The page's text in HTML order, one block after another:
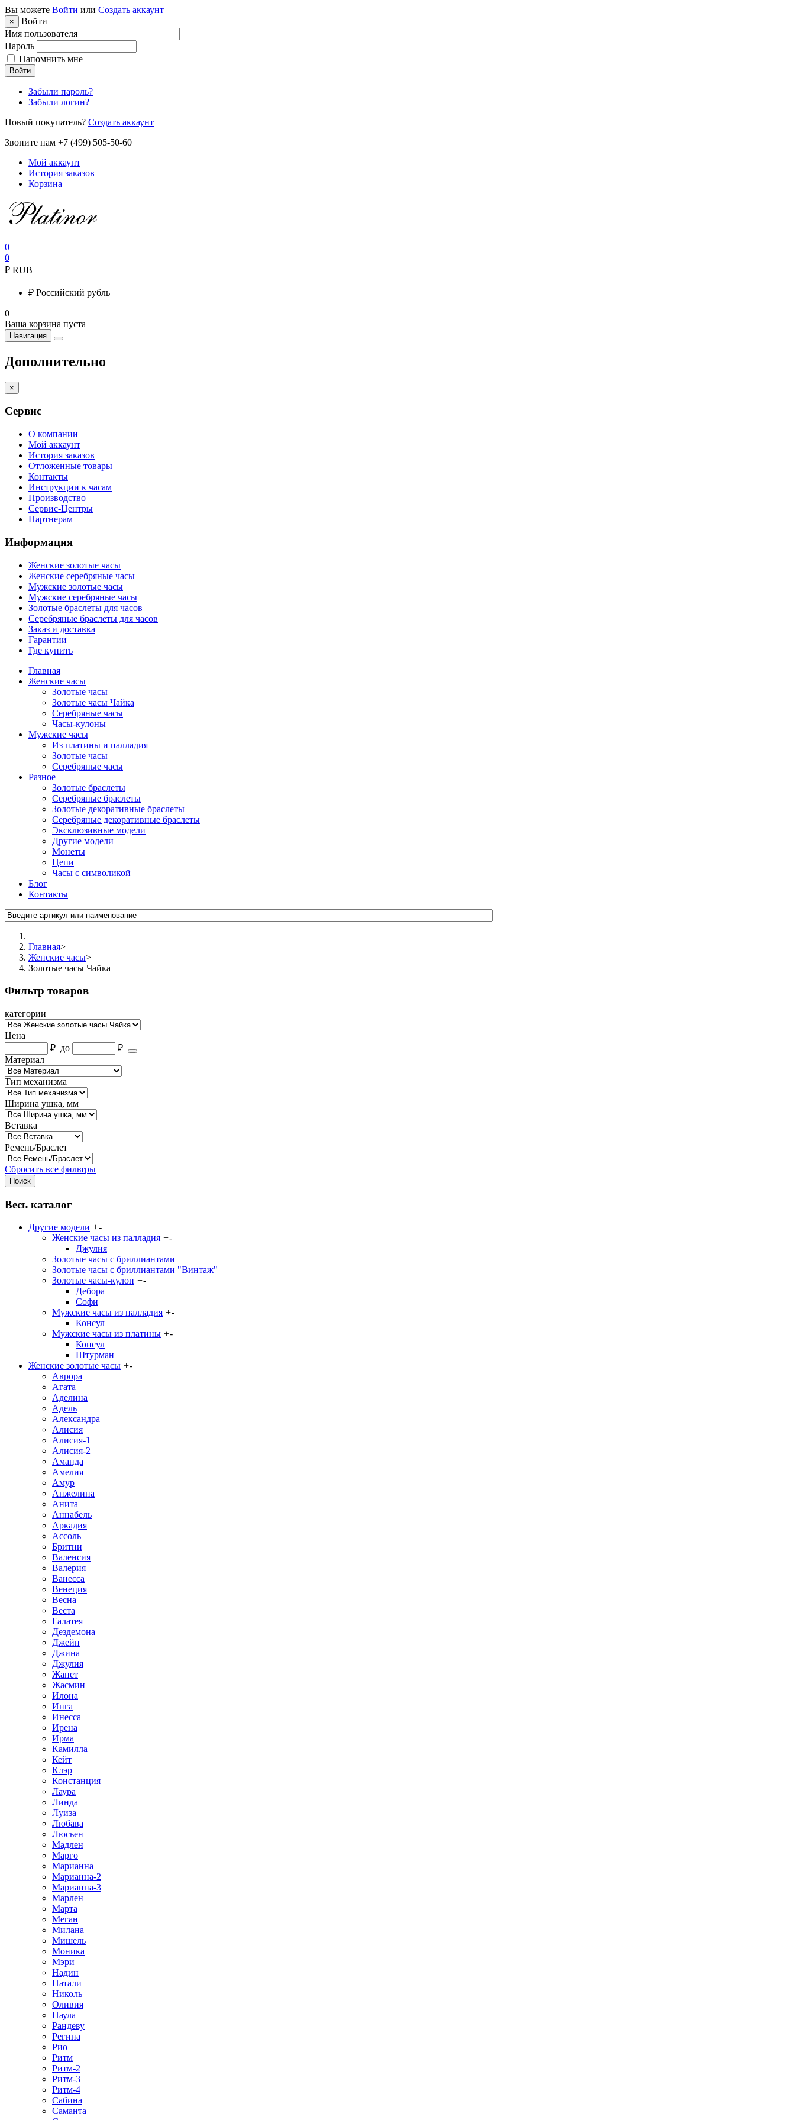
Вы можете Войти или Создать аккаунт
×
Войти
Имя пользователя
Пароль
Напомнить мне
Войти
Забыли пароль?
Забыли логин?
Новый покупатель? Создать аккаунт
Звоните нам +7 (499) 505-50-60
Мой аккаунт
История заказов
Корзина
0
0
₽ RUB
₽ Российский рубль
0
Ваша корзина пуста
Навигация
Дополнительно
×
Сервис
О компании
Мой аккаунт
История заказов
Отложенные товары
Контакты
Инструкции к часам
Производство
Сервис-Центры
Партнерам
Информация
Женские золотые часы
Женские серебряные часы
Мужские золотые часы
Мужские серебряные часы
Золотые браслеты для часов
Серебряные браслеты для часов
Заказ и доставка
Гарантии
Где купить
Главная
Женские часы
Золотые часы
Золотые часы Чайка
Серебряные часы
Часы-кулоны
Мужские часы
Из платины и палладия
Золотые часы
Серебряные часы
Разное
Золотые браслеты
Серебряные браслеты
Золотые декоративные браслеты
Серебряные декоративные браслеты
Эксклюзивные модели
Другие модели
Монеты
Цепи
Часы с символикой
Блог
Контакты
Главная>
Женские часы>
Золотые часы Чайка
Фильтр товаров
категории
Цена
₽ до
₽
Материал
Тип механизма
Ширина ушка, мм
Вставка
Ремень/Браслет
Сбросить все фильтры
Весь каталог
Другие модели +-
Женские часы из палладия +-
Джулия
Золотые часы с бриллиантами
Золотые часы с бриллиантами "Винтаж"
Золотые часы-кулон +-
Дебора
Софи
Мужские часы из палладия +-
Консул
Мужские часы из платины +-
Консул
Штурман
Женские золотые часы +-
Аврора
Агата
Аделина
Адель
Александра
Алисия
Алисия-1
Алисия-2
Аманда
Амелия
Амур
Анжелина
Анита
Аннабель
Аркадия
Ассоль
Бритни
Валенсия
Валерия
Ванесса
Венеция
Весна
Веста
Галатея
Дездемона
Джейн
Джина
Джулия
Жанет
Жасмин
Илона
Инга
Инесса
Ирена
Ирма
Камилла
Кейт
Клэр
Констанция
Лаура
Линда
Луиза
Любава
Люсьен
Мадлен
Марго
Марианна
Марианна-2
Марианна-3
Марлен
Марта
Меган
Милана
Мишель
Моника
Мэри
Надин
Натали
Николь
Оливия
Паула
Рандеву
Регина
Рио
Ритм
Ритм-2
Ритм-3
Ритм-4
Сабина
Саманта